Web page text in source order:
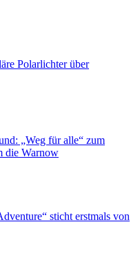
Polarlichter über
„Weg für alle“ zum
die Warnow
sticht erstmals von